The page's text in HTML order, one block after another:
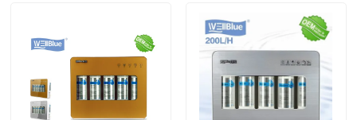
Produkte